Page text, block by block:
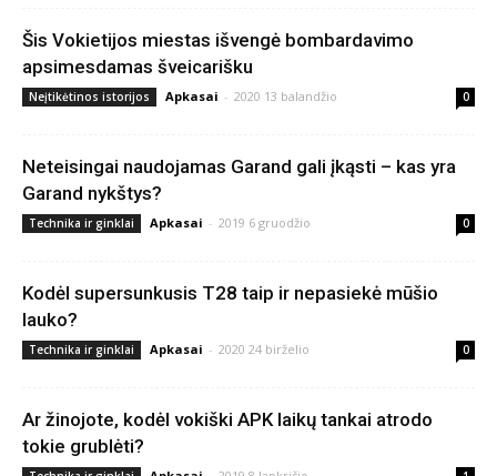
Šis Vokietijos miestas išvengė bombardavimo
apsimesdamas šveicarišku
Neįtikėtinos istorijos Apkasai - 2020 13 balandžio 0
Neteisingai naudojamas Garand gali įkąsti – kas yra
Garand nykštys?
Technika ir ginklai Apkasai - 2019 6 gruodžio 0
Kodėl supersunkusis T28 taip ir nepasiekė mūšio
lauko?
Technika ir ginklai Apkasai - 2020 24 birželio 0
Ar žinojote, kodėl vokiški APK laikų tankai atrodo
tokie grublėti?